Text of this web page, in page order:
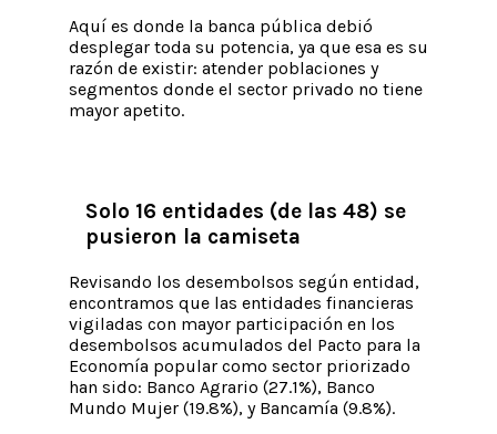
Aquí es donde la banca pública debió
desplegar toda su potencia, ya que esa es su
razón de existir: atender poblaciones y
segmentos donde el sector privado no tiene
mayor apetito.
Solo 16 entidades (de las 48) se
pusieron la camiseta
Revisando los desembolsos según entidad,
encontramos que las entidades financieras
vigiladas con mayor participación en los
desembolsos acumulados del Pacto para la
Economía popular como sector priorizado
han sido: Banco Agrario (27.1%), Banco
Mundo Mujer (19.8%), y Bancamía (9.8%).